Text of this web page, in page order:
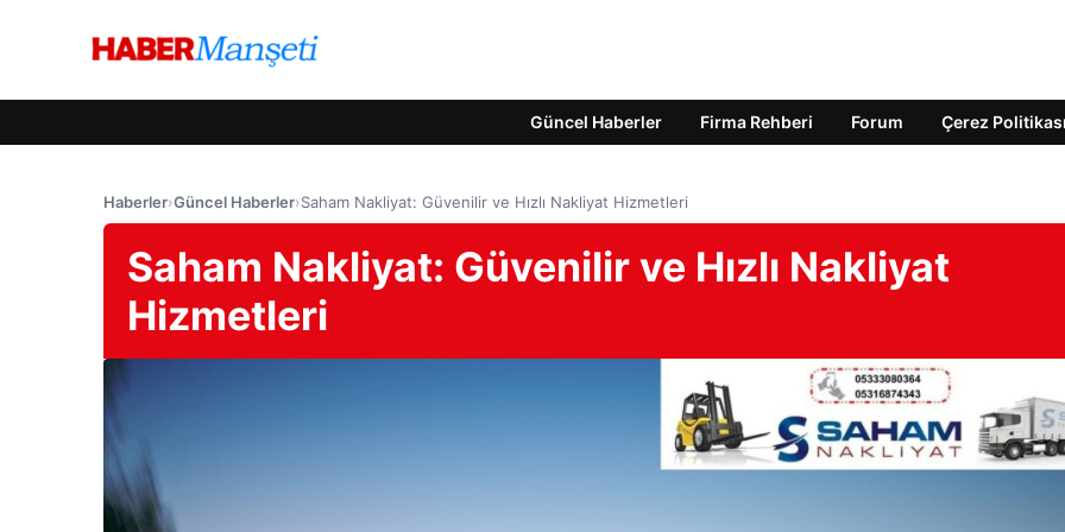
Güncel Haberler Firma Rehberi Forum Çerez
Haberler›Güncel Haberler›Saham Nakliyat: Güvenilir ve Hızlı Nakliyat Hizmetleri
Saham Nakliyat: Güvenilir ve Hızlı Nakliyat
Hizmetleri